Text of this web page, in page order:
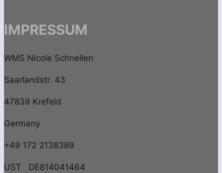
IMPRESSUM
WMS Nicole Schnellen
Saarlandstr. 43
47839 Krefeld
Germany
+49 172 2138389
UST DE814041464